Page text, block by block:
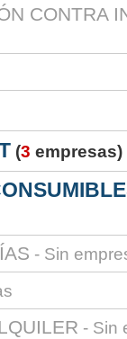
CONTRA
(3 empresas)
- Sin
- Sin